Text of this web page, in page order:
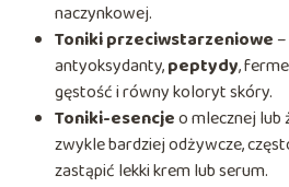
naczynkowej.
Toniki przeciwstarzeniowe
antyoksydanty,peptydy,
gęstość i równy koloryt skóry.
Toniki-esencjeo mlecznej
zwykle bardziej odżywcze,
zastąpić lekki krem lub serum.